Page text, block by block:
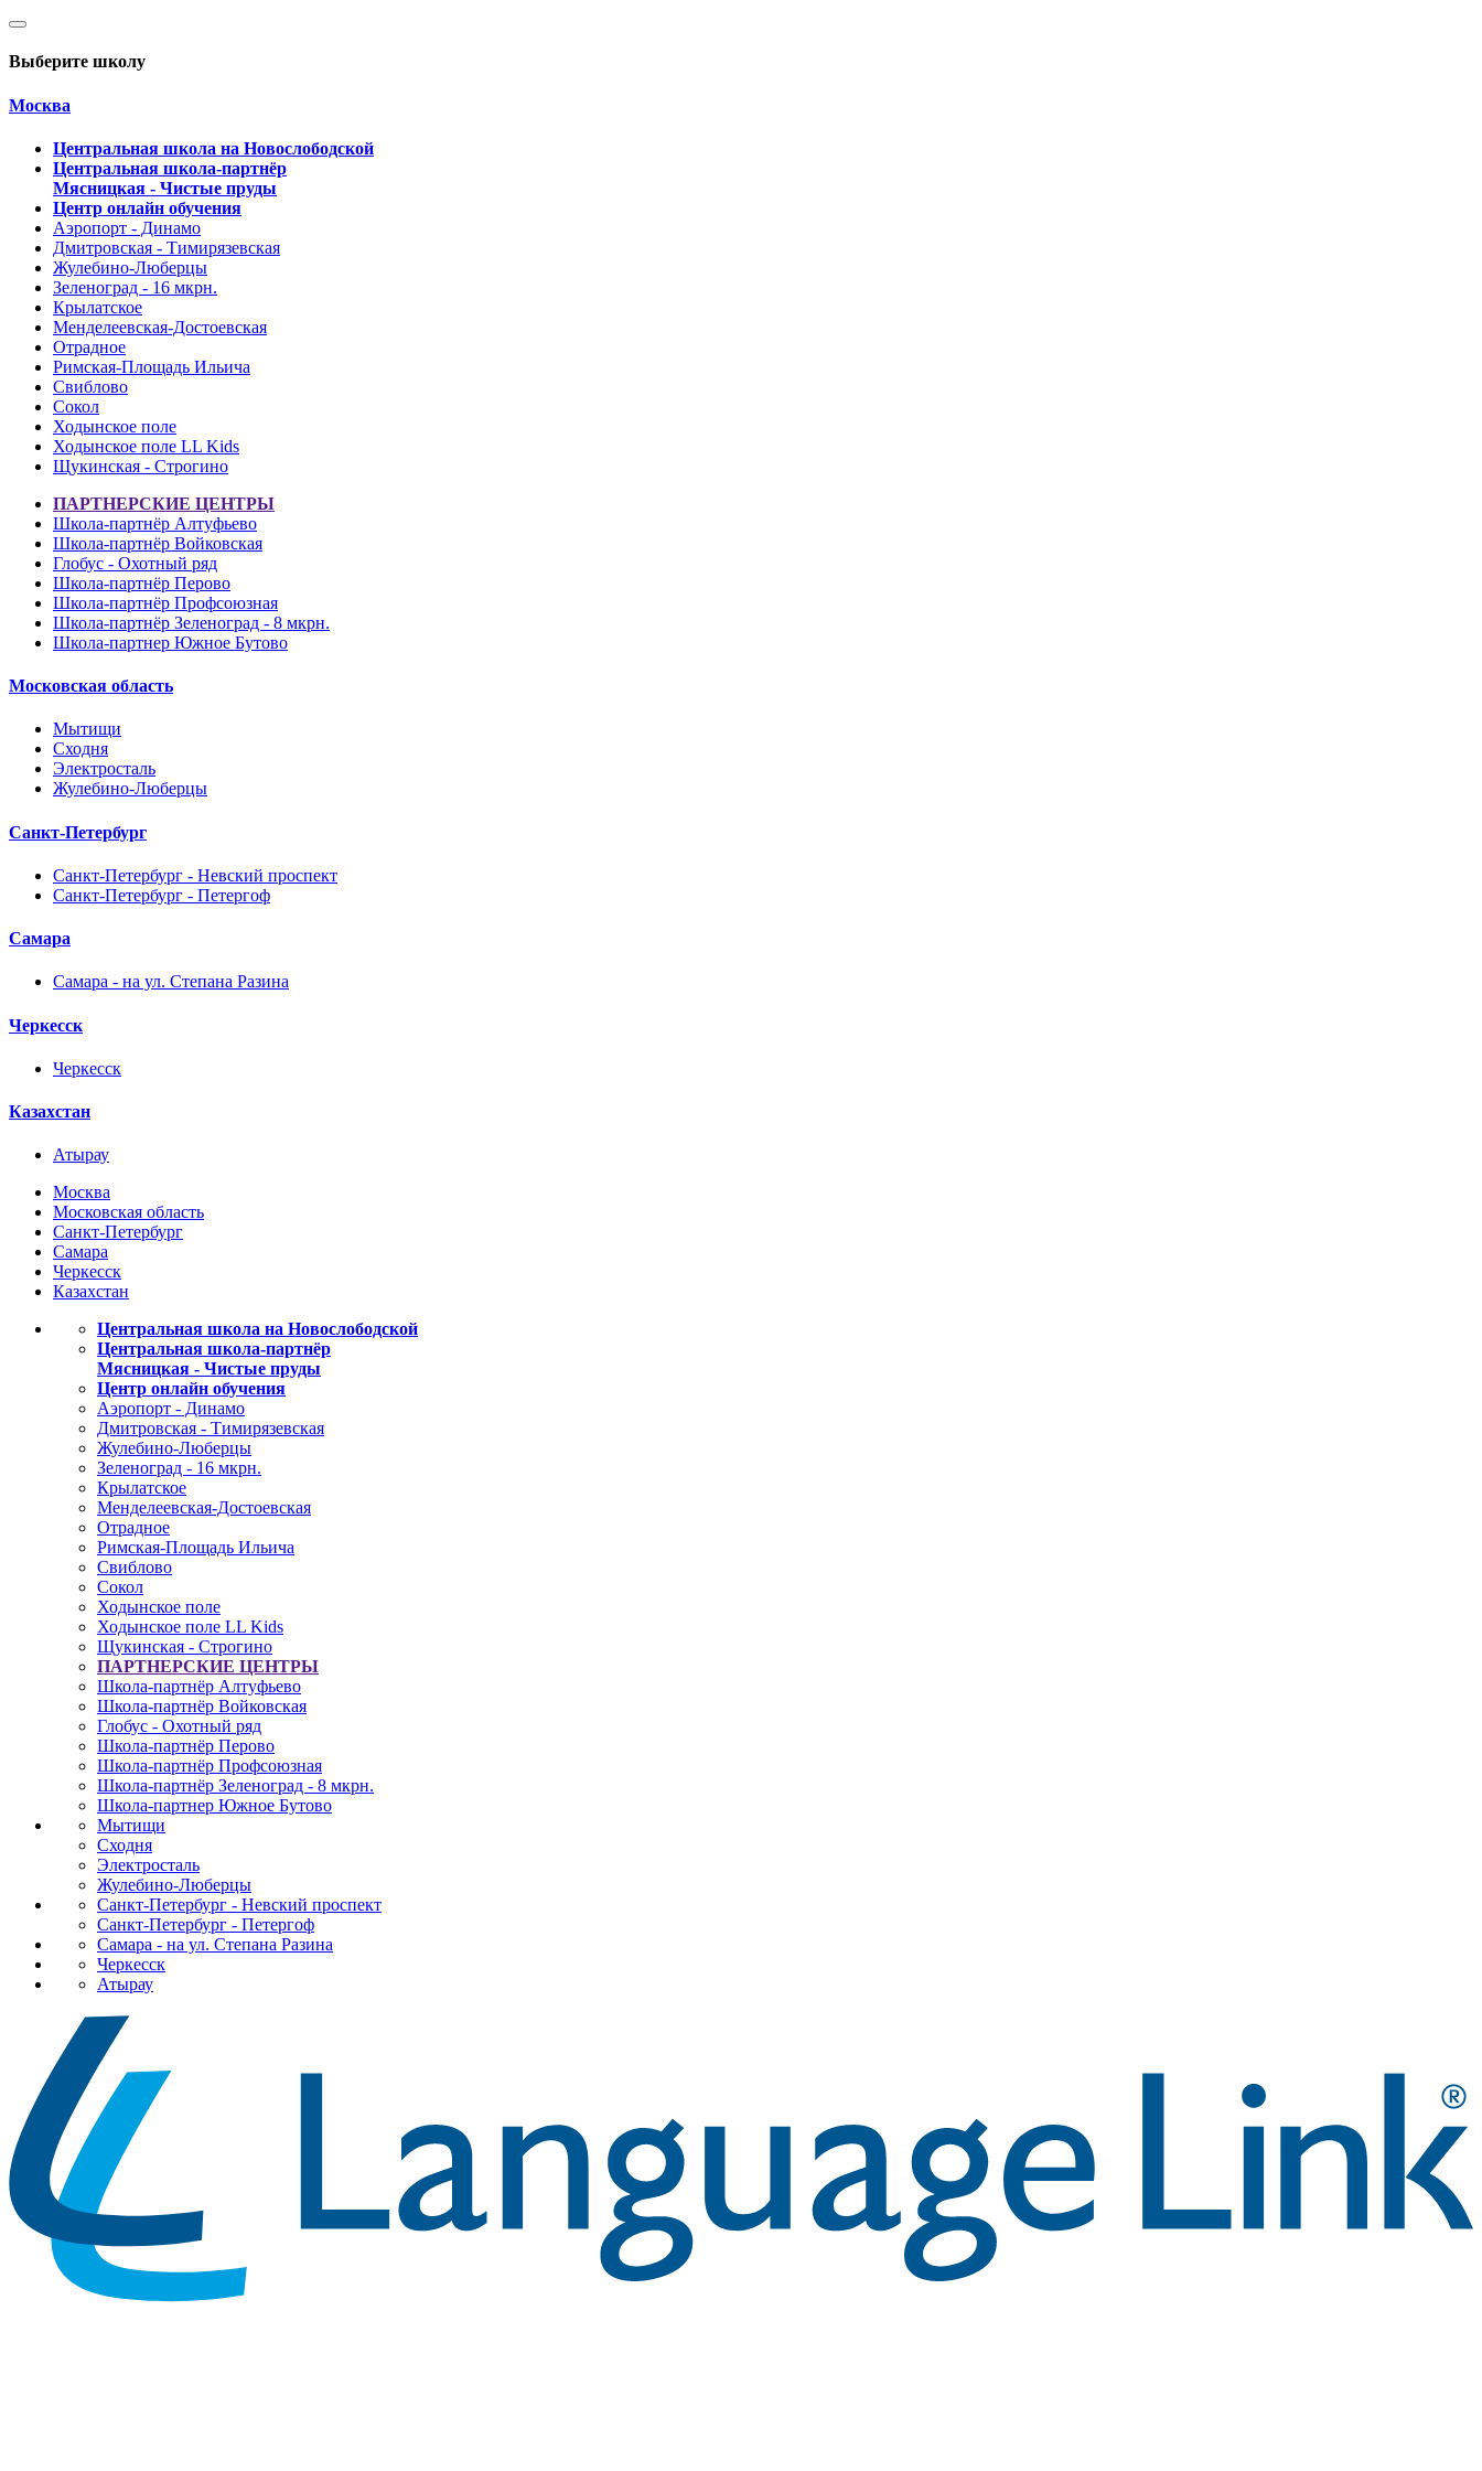
Выберите школу
Москва
Центральная школа на Новослободской
Центральная школа-партнёр
Мясницкая - Чистые пруды
Центр онлайн обучения
Аэропорт - Динамо
Дмитровская - Тимирязевская
Жулебино-Люберцы
Зеленоград - 16 мкрн.
Крылатское
Менделеевская-Достоевская
Отрадное
Римская-Площадь Ильича
Свиблово
Сокол
Ходынское поле
Ходынское поле LL Kids
Щукинская - Строгино
ПАРТНЕРСКИЕ ЦЕНТРЫ
Школа-партнёр Алтуфьево
Школа-партнёр Войковская
Глобус - Охотный ряд
Школа-партнёр Перово
Школа-партнёр Профсоюзная
Школа-партнёр Зеленоград - 8 мкрн.
Школа-партнер Южное Бутово
Московская область
Мытищи
Сходня
Электросталь
Жулебино-Люберцы
Санкт-Петербург
Санкт-Петербург - Невский проспект
Санкт-Петербург - Петергоф
Самара
Самара - на ул. Степана Разина
Черкесск
Черкесск
Казахстан
Атырау
Москва
Московская область
Санкт-Петербург
Самара
Черкесск
Казахстан
Центральная школа на Новослободской
Центральная школа-партнёр
Мясницкая - Чистые пруды
Центр онлайн обучения
Аэропорт - Динамо
Дмитровская - Тимирязевская
Жулебино-Люберцы
Зеленоград - 16 мкрн.
Крылатское
Менделеевская-Достоевская
Отрадное
Римская-Площадь Ильича
Свиблово
Сокол
Ходынское поле
Ходынское поле LL Kids
Щукинская - Строгино
ПАРТНЕРСКИЕ ЦЕНТРЫ
Школа-партнёр Алтуфьево
Школа-партнёр Войковская
Глобус - Охотный ряд
Школа-партнёр Перово
Школа-партнёр Профсоюзная
Школа-партнёр Зеленоград - 8 мкрн.
Школа-партнер Южное Бутово
Мытищи
Сходня
Электросталь
Жулебино-Люберцы
Санкт-Петербург - Невский проспект
Санкт-Петербург - Петергоф
Самара - на ул. Степана Разина
Черкесск
Атырау